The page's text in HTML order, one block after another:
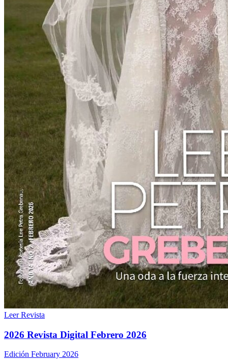
Leer Revista
2026 Revista Digital Febrero 2026
Edición February 2026